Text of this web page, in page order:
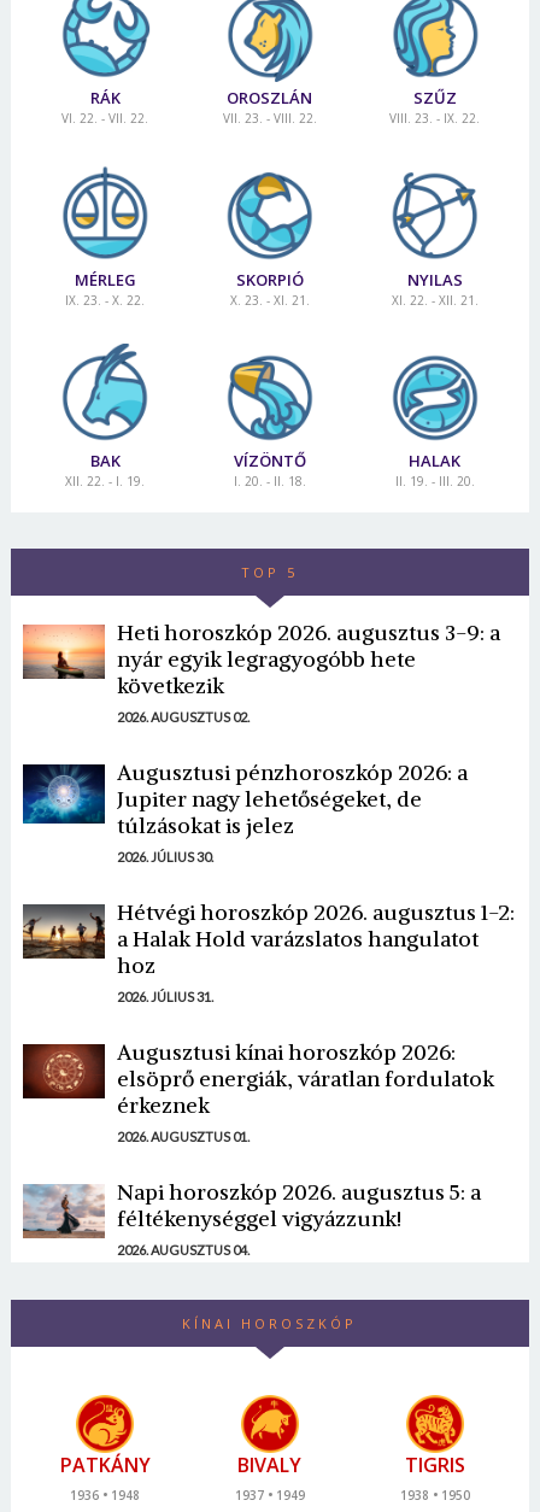
RÁK
VI. 22. - VII. 22.
OROSZLÁN
VII. 23. - VIII. 22.
SZŰZ
VIII. 23. - IX. 22.
MÉRLEG
IX. 23. - X. 22.
SKORPIÓ
X. 23. - XI. 21.
NYILAS
XI. 22. - XII. 21.
BAK
XII. 22. - I. 19.
VÍZÖNTŐ
I. 20. - II. 18.
HALAK
II. 19. - III. 20.
TOP 5
Heti horoszkóp 2026. augusztus 3-9: a
nyár egyik legragyogóbb hete
következik
2026. AUGUSZTUS 02.
Augusztusi pénzhoroszkóp 2026: a
Jupiter nagy lehetőségeket, de
túlzásokat is jelez
2026. JÚLIUS 30.
Hétvégi horoszkóp 2026. augusztus 1-2:
a Halak Hold varázslatos hangulatot
hoz
2026. JÚLIUS 31.
Augusztusi kínai horoszkóp 2026:
elsöprő energiák, váratlan fordulatok
érkeznek
2026. AUGUSZTUS 01.
Napi horoszkóp 2026. augusztus 5: a
féltékenységgel vigyázzunk!
2026. AUGUSZTUS 04.
KÍNAI HOROSZKÓP
PATKÁNY
1936
1948
BIVALY
1937
1949
TIGRIS
1938
1950